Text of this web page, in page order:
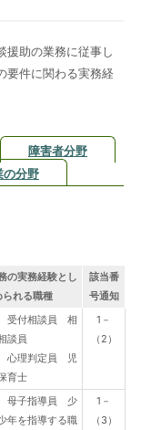
援助の業務に従事し
要件に関わる実務経
障害者分野
の分野
の実務経験とし
られる職種
該当番
号通知
受付相談員 相
談員
心理判定員 児
育士
1－
（2）
母子指導員 少
少年を指導する職
1－
（3）